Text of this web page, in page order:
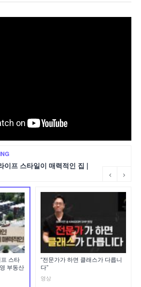
이프 스타일이 매력적인 집 |
스타
부동산
“전문가가 하면 클래스가 다릅니
다”
영상